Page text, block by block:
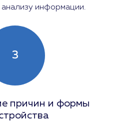
анализу информации.
3
причин и формы